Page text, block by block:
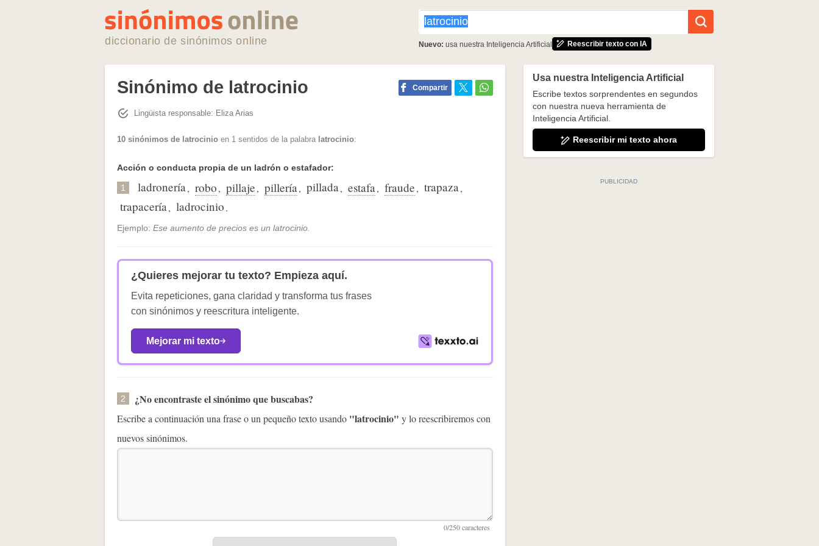
diccionario de sinónimos online Nuevo: usa nuestra Inteligencia Artificial Reescribir texto con IA
Sinónimo de latrocinio Compartir
Lingüista responsable: Eliza Arias
10 sinónimos de latrocinio en 1 sentidos de la palabra latrocinio:
Acción o conducta propia de un ladrón o estafador:
1 ladronería, robo, pillaje, pillería, pillada, estafa, fraude, trapaza,
trapacería, ladrocinio.
Ejemplo: Ese aumento de precios es un latrocinio.
¿Quieres mejorar tu texto? Empieza aquí.
Evita repeticiones, gana claridad y transforma tus frases
con sinónimos y reescritura inteligente.
Mejorar mi texto
2 ¿No encontraste el sinónimo que buscabas?
Escribe a continuación una frase o un pequeño texto usando "latrocinio" y lo reescribiremos con
nuevos sinónimos.
Usa nuestra Inteligencia Artificial
Escribe textos sorprendentes en segundos
con nuestra nueva herramienta de
Inteligencia Artificial.
Reescribir mi texto ahora